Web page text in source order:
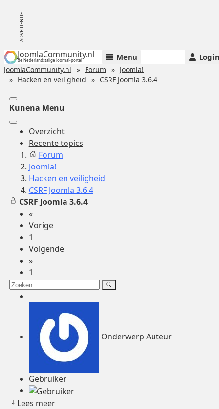
JoomlaCommunity.nl
de Nederlandstalige Joomla!-portal Menu Login
JoomlaCommunity.nl Forum
Joomla!
Hacken en veiligheid
CSRF Joomla 3.6.4
Kunena Menu
Overzicht
Recente topics
Forum
Joomla!
Hacken en veiligheid
CSRF Joomla 3.6.4
CSRF Joomla 3.6.4
«
Vorige
1
Volgende
»
1
Onderwerp Auteur
Gebruiker
Lees meer